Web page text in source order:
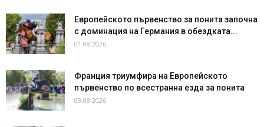
Европейското първенство за понита започна
с доминация на Германия в обездката...
01.08.2026
Франция триумфира на Европейското
първенство по всестранна езда за понита
03.08.2026